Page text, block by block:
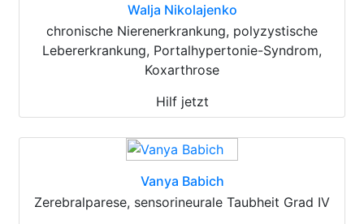
Walja Nikolajenko
chronische Nierenerkrankung, polyzystische
Lebererkrankung, Portalhypertonie-Syndrom,
Koxarthrose
Hilf jetzt
Vanya Babich
Zerebralparese, sensorineurale Taubheit Grad IV